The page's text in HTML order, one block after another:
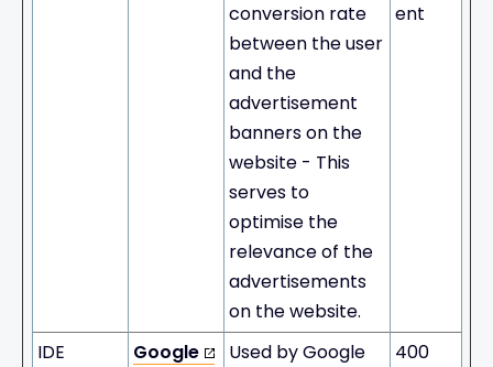
conversion rate
between the user
and the
advertisement
banners on the
website - This
serves to
optimise the
relevance of the
advertisements
on the website.
ent
IDE Google
Used by Google
400